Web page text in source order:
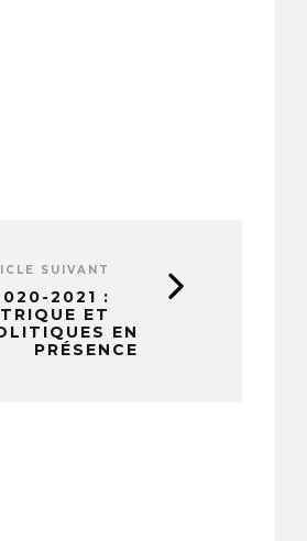
SUIVANT
2021 :
ET
EN
PRÉSENCE